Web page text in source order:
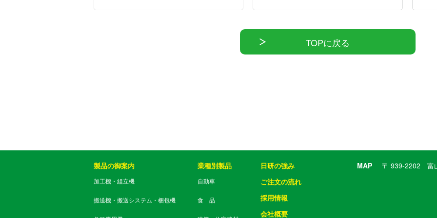
TOPに戻る
製品の御案内
加工機・組立機
搬送機・搬送システム・梱包機
業種別製品
自動車
食 品
日研の強み
ご注文の流れ
採用情報
会社概要
MAP 〒 939-2202 富